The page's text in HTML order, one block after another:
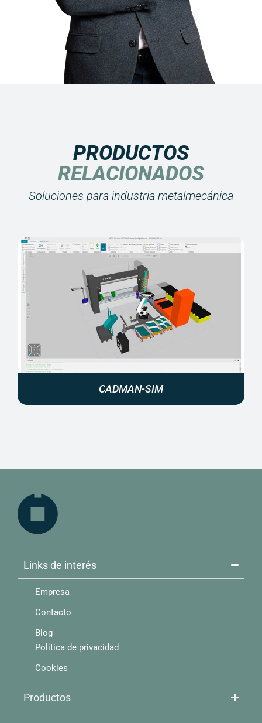
PRODUCTOS
RELACIONADOS
Soluciones para industria metalmecánica
CADMAN-SIM
Links de interés​
Empresa
Contacto
Blog
Política de privacidad
Cookies
Productos​